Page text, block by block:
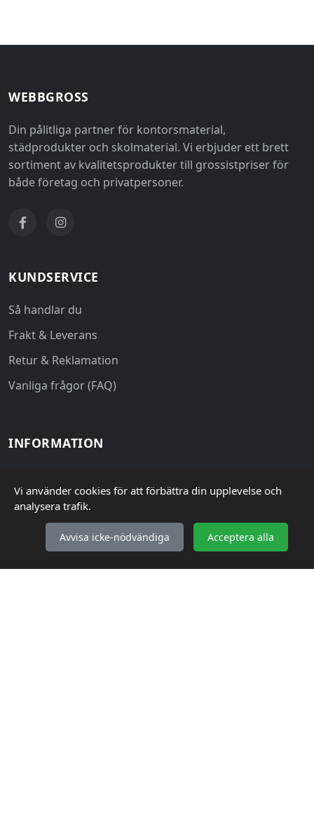
WEBBGROSS
Din pålitliga partner för kontorsmaterial,
städprodukter och skolmaterial. Vi erbjuder ett brett
sortiment av kvalitetsprodukter till grossistpriser för
både företag och privatpersoner.
KUNDSERVICE
Så handlar du
Frakt & Leverans
Retur & Reklamation
Vanliga frågor (FAQ)
INFORMATION
Integritetspolicy
Kontakta oss
Webbplatskarta
Vi använder cookies för att förbättra din upplevelse och
analysera trafik.
Avvisa icke-nödvändiga Acceptera alla